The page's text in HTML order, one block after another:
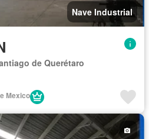
Nave Industrial
de Querétaro
Mexico